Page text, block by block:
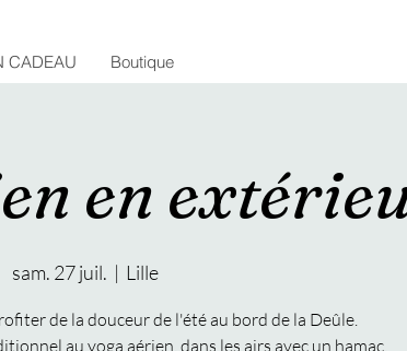
CADEAU Boutique
en
sam. 27 juil.
  |
Lille
de la douceur de l'été au bord de la Deûle.
au yoga aérien, dans les airs avec un hamac.